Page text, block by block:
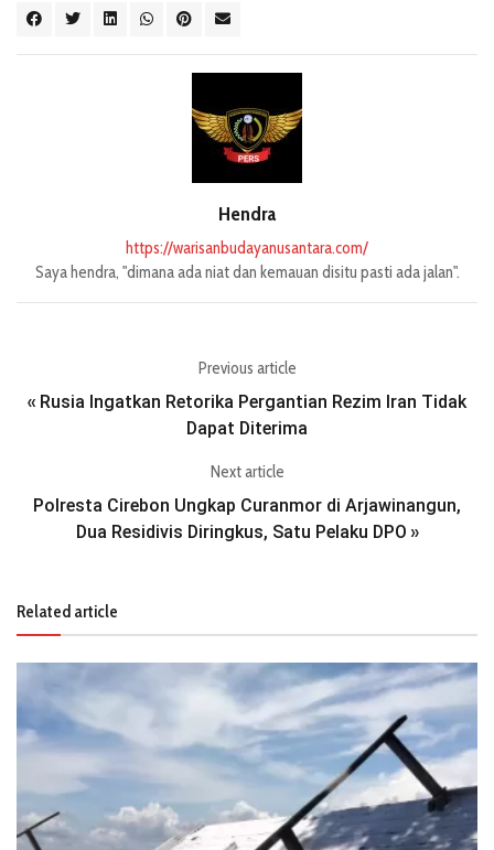
Hendra
https://warisanbudayanusantara.com/
Saya hendra, "dimana ada niat dan kemauan disitu pasti ada jalan".
Previous article
« Rusia Ingatkan Retorika Pergantian Rezim Iran Tidak
Dapat Diterima
Next article
Polresta Cirebon Ungkap Curanmor di Arjawinangun,
Dua Residivis Diringkus, Satu Pelaku DPO »
Related article